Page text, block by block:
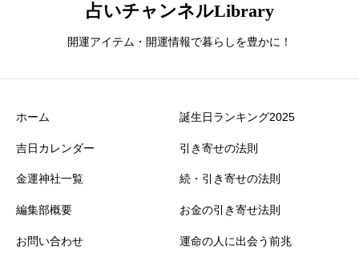
占いチャンネルLibrary
開運アイテム・開運情報で暮らしを豊かに！
ホーム
吉日カレンダー
金運神社一覧
編集部概要
お問い合わせ
誕生日ランキング2025
引き寄せの法則
続・引き寄せの法則
お金の引き寄せ法則
運命の人に出会う前兆